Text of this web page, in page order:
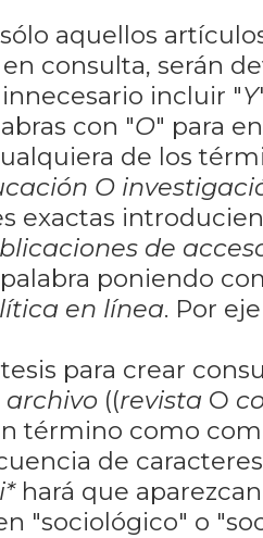
aquellos
consulta, serán
incluir "Y
con "O" para
de los
O
exactas
de
poniendo
en línea. Por
para crear
archivo ((revista O
término como
de
hará que
"sociológico" o